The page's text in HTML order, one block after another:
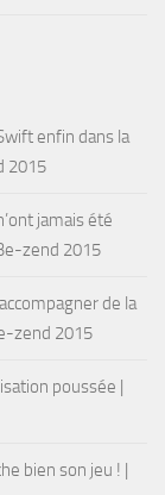
enfin dans la
2015
jamais été
zend 2015
de la
zend 2015
poussée |
bien son jeu ! |